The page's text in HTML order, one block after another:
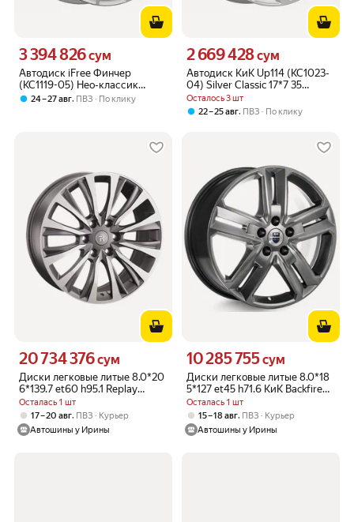
Автодиск iFree Финчер
(КС1119-05) Нео-классик
14*5,5 43 4*100 60,1
Цена 3394826 сум вместо
3 394 826сум
24 – 27 авг, ПВЗ По клику
Автодиск КиК Up114 (KC1023-
04) Silver Classic 17*7 35
5*114,3 67,1
Осталось 3 шт
Цена 2669428 сум вместо
2 669 428сум
22 – 25 авг, ПВЗ По клику
Диски легковые литые 8.0*20
6*139.7 et60 h95.1 Replay
TY399 MGMF(цвет)
Осталась 1 шт
Цена 20734376 сум вместо
20 734 376сум
17 – 20 авг, ПВЗ
Курьер
Автошины у Ирины
Диски легковые литые 8.0*18
5*127 et45 h71.6 КиК Backfire
Дарк платинум(цвет)
Осталась 1 шт
Цена 10285755 сум вместо
10 285 755сум
15 – 18 авг, ПВЗ
Курьер
Автошины у Ирины